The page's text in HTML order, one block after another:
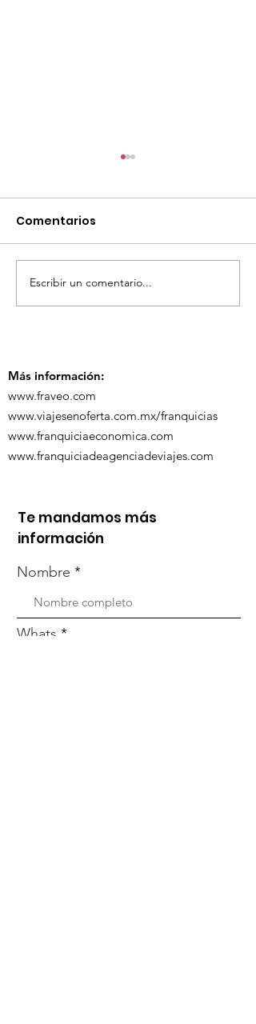
TourTravelynByFraveo
participó en la
Comentarios
Escribir un comentario...
Más información:
www.fraveo.com
www.viajesenoferta.com.mx/franquicias
www.franquiciaeconomica.com
www.franquiciadeagenciadeviajes.com
Te mandamos más
información
Nombre
Whats